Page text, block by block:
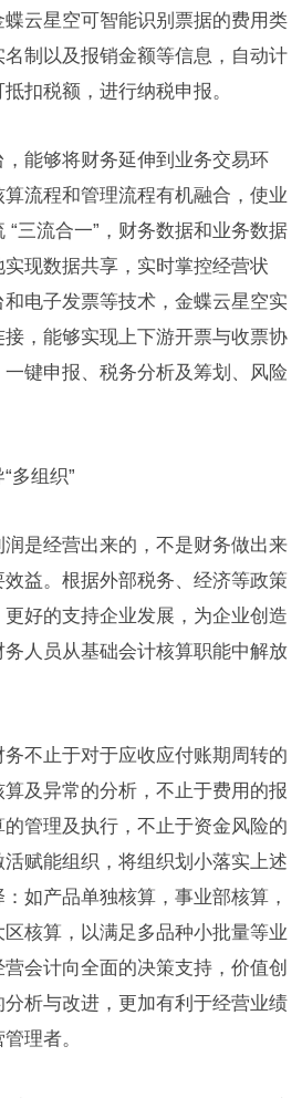
云星空可智能识别票据的费用类
制以及报销金额等信息，自动计
扣税额，进行纳税申报。
能够将财务延伸到业务交易环
流程和管理流程有机融合，使业
三流合一”，财务数据和业务数据
现数据共享，实时掌控经营状
电子发票等技术，金蝶云星空实
，能够实现上下游开票与收票协
键申报、税务分析及筹划、风险
多组织”
是经营出来的，不是财务做出来
益。根据外部税务、经济等政策
好的支持企业发展，为企业创造
人员从基础会计核算职能中解放
不止于对于应收应付账期周转的
及异常的分析，不止于费用的报
管理及执行，不止于资金风险的
赋能组织，将组织划小落实上述
如产品单独核算，事业部核算，
核算，以满足多品种小批量等业
会计向全面的决策支持，价值创
析与改进，更加有利于经营业绩
理者。